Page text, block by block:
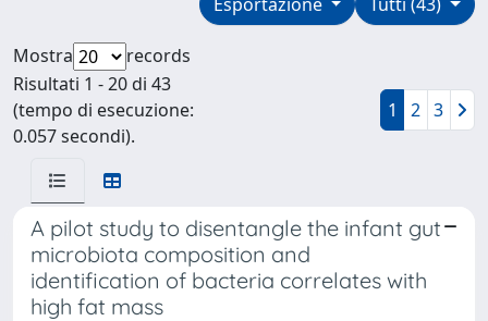
Mostra
records
Risultati 1 - 20 di 43
(tempo di esecuzione:
0.057 secondi).
1 2 3
A pilot study to disentangle the infant gut
microbiota composition and
identification of bacteria correlates with
high fat mass